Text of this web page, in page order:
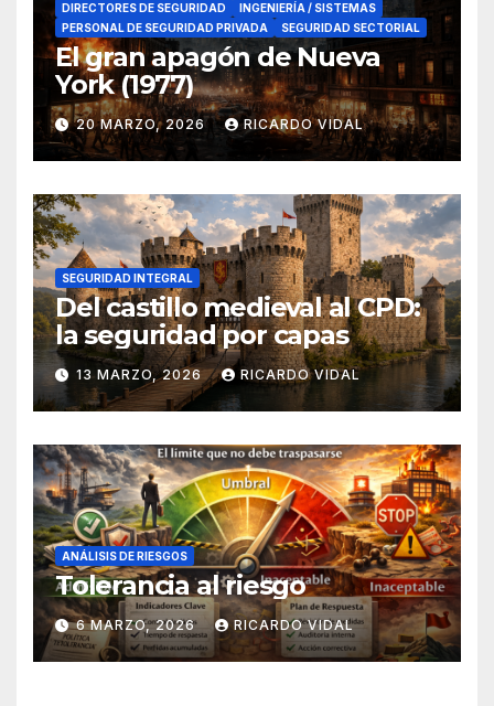
DIRECTORES DE SEGURIDAD
INGENIERÍA / SISTEMAS
PERSONAL DE SEGURIDAD PRIVADA
SEGURIDAD SECTORIAL
El gran apagón de Nueva
York (1977)
20 MARZO, 2026 RICARDO VIDAL
SEGURIDAD INTEGRAL
Del castillo medieval al CPD:
la seguridad por capas
13 MARZO, 2026 RICARDO VIDAL
ANÁLISIS DE RIESGOS
Tolerancia al riesgo
6 MARZO, 2026 RICARDO VIDAL